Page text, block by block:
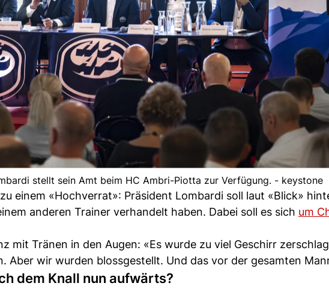
stellt sein Amt beim HC Ambri-Piotta zur Verfügung. - keystone
einem «Hochverrat»: Präsident Lombardi soll laut «Blick»
anderen Trainer verhandelt haben. Dabei soll es sich um
mit Tränen in den Augen: «Es wurde zu viel Geschirr
Aber wir wurden blossgestellt. Und das vor der gesamten
dem Knall nun aufwärts?